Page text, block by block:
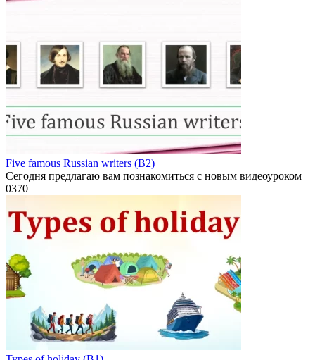
Five famous Russian writers (B2)
Сегодня предлагаю вам познакомиться с новым видеоуроком
0370